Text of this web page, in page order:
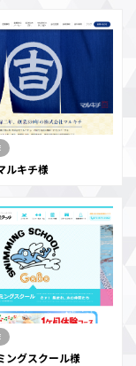
ルキチ様
ングスクール様